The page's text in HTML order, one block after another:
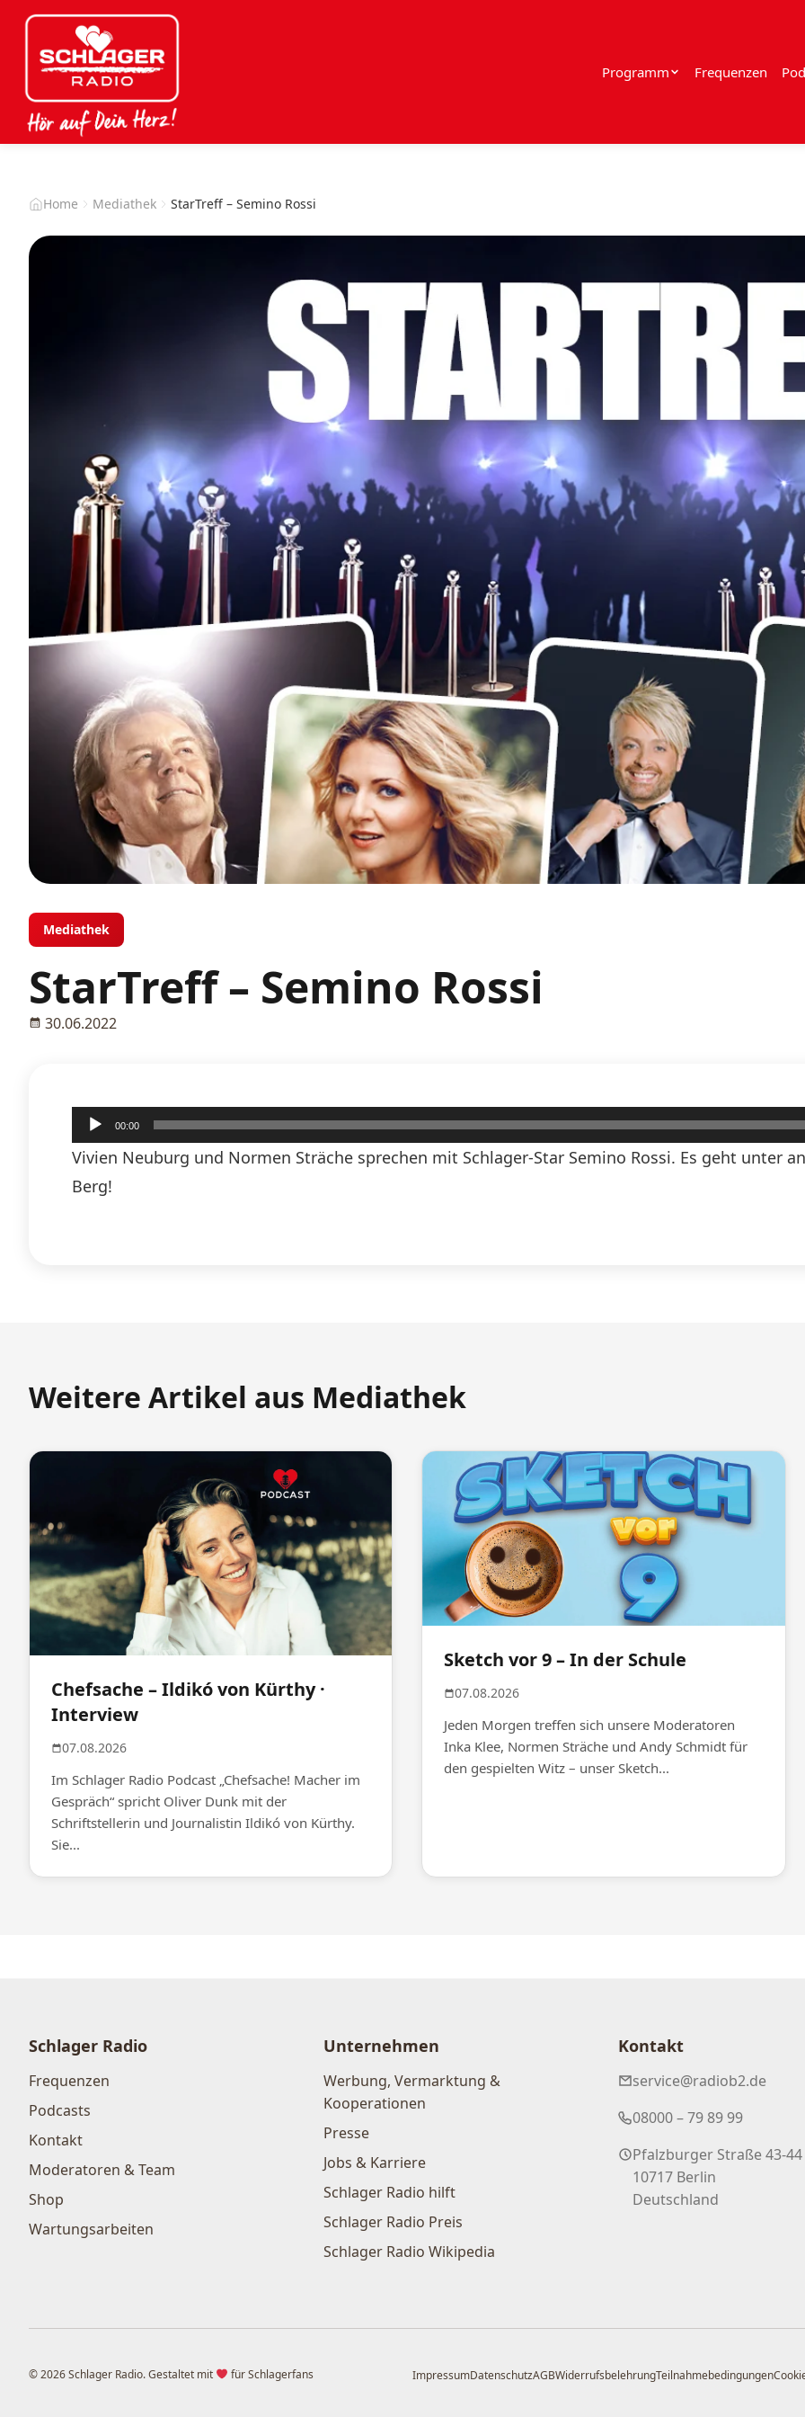
Programm Frequenzen
Home Mediathek StarTreff – Semino Rossi
Mediathek
StarTreff – Semino Rossi
30.06.2022
Audio-
Player
00:00
Vivien Neuburg und Normen Sträche sprechen mit Schlager-Star Semino Rossi. Es geht unter
Berg!
Weitere Artikel aus Mediathek
Chefsache – Ildikó von Kürthy ·
Interview
07.08.2026
Im Schlager Radio Podcast „Chefsache! Macher im
Gespräch“ spricht Oliver Dunk mit der
Schriftstellerin und Journalistin Ildikó von Kürthy.
Sie...
Sketch vor 9 – In der Schule
07.08.2026
Jeden Morgen treffen sich unsere Moderatoren
Inka Klee, Normen Sträche und Andy Schmidt für
den gespielten Witz – unser Sketch...
Schlager Radio
Frequenzen
Podcasts
Kontakt
Moderatoren & Team
Shop
Wartungsarbeiten
Unternehmen
Werbung, Vermarktung &
Kooperationen
Presse
Jobs & Karriere
Schlager Radio hilft
Schlager Radio Preis
Schlager Radio Wikipedia
Kontakt
service@radiob2.de
08000 – 79 89 99
Pfalzburger Straße 43-44
10717 Berlin
Deutschland
© 2026 Schlager Radio. Gestaltet mit für Schlagerfans ImpressumDatenschutzAGBWiderrufsbelehrungTeilnahmebedingungen